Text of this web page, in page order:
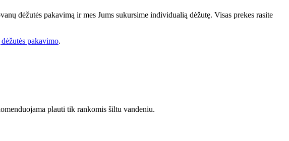
dėžutės pakavimą ir mes Jums sukursime individualią dėžutę. Visas prekes rasite
pakavimo.
plauti tik rankomis šiltu vandeniu.